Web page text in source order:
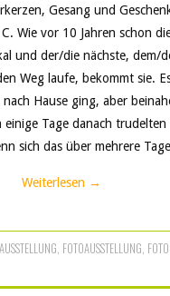
Gesang und
Wie vor 10 Jahren schon
und der/die nächste, dem/
Weg laufe, bekommt sie.
Hause ging, aber
einige Tage danach
sich das über mehrere
Weiterlesen →
AUSSTELLUNG FOTOAUSSTELLUNG